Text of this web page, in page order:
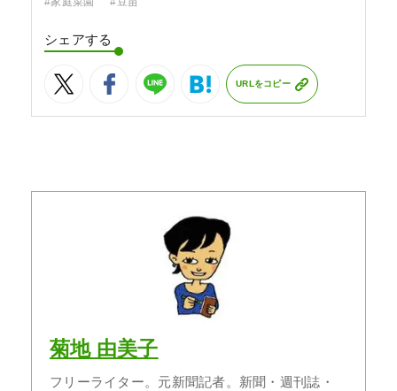
シェアする
URLをコピー
菊地 由美子
フリーライター。元新聞記者。新聞・週刊誌・